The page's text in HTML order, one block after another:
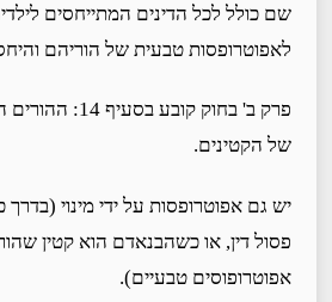
שם כולל לכל הדינים המתייחסים
לאפוטרופסות טבעית של הוריהם
פרק ב' בחוק קובע
של הקטינים.
יש גם אפוטרופסות על ידי מינוי
פסול דין, או כשהבנאדם הוא קטין
אפוטרופוסים טבעיים).